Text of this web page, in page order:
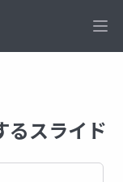
るスライド